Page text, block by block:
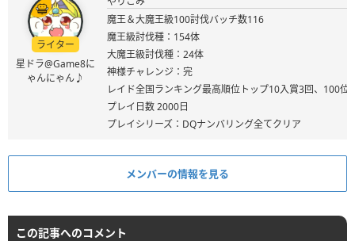
ライター
星ドラ@Game8に
ゃんにゃん♪
魔王＆大魔王級100討伐バッチ数116
魔王級討伐種：154体
大魔王級討伐種：24体
神様チャレンジ：完
レイド全国ランキング最高順位トップ10入賞3回、100位
プレイ日数 2000日
プレイシリーズ：DQナンバリング全てクリア
メンバーの情報を見る
この記事へのコメント